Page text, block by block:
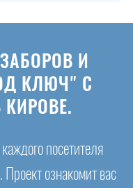
И
КЛЮЧ" С
КИРОВЕ.
посетителя
ознакомит вас